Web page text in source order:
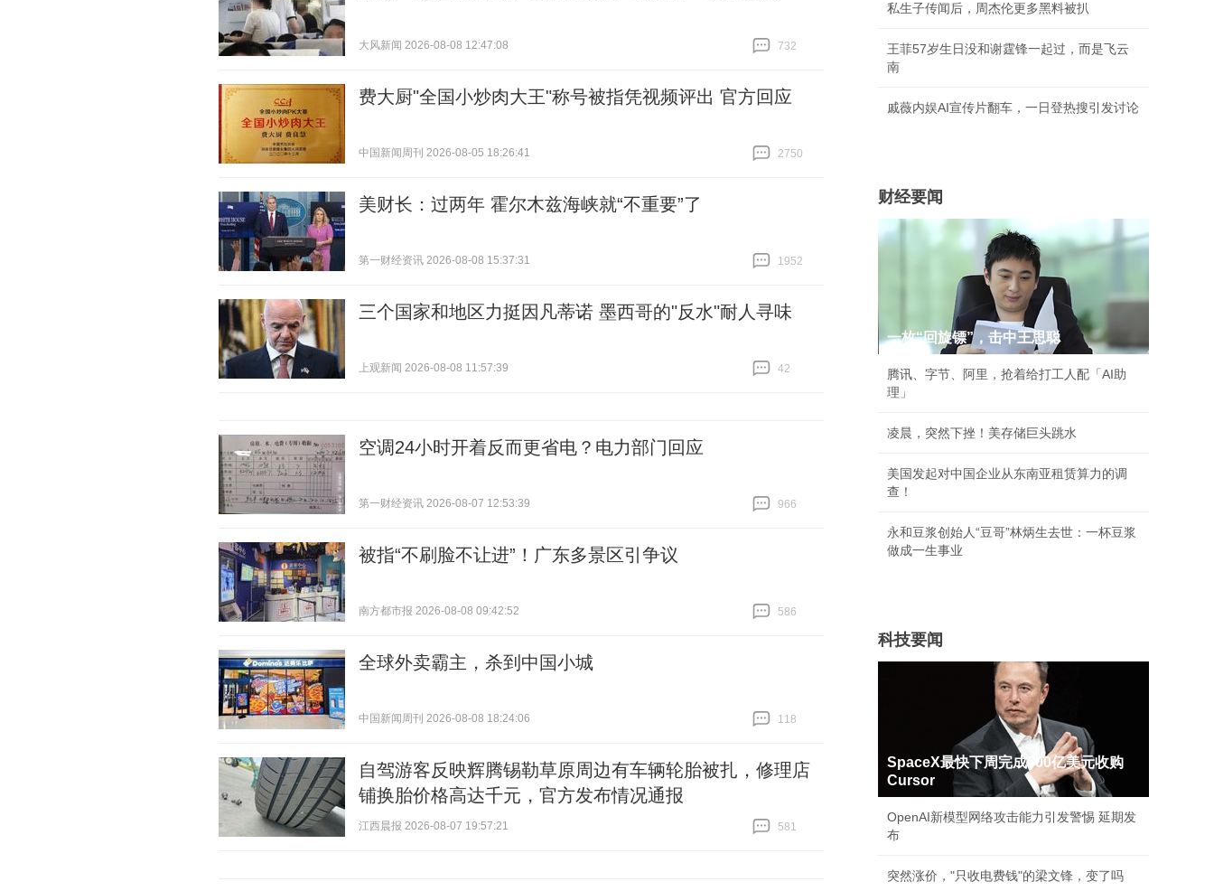
大风新闻 2026-08-08 12:47:08
732
费大厨"全国小炒肉大王"称号被指凭视频评出 官方回应
中国新闻周刊 2026-08-05 18:26:41
2750
美财长：过两年 霍尔木兹海峡就“不重要”了
第一财经资讯 2026-08-08 15:37:31
1952
三个国家和地区力挺因凡蒂诺 墨西哥的"反水"耐人寻味
上观新闻 2026-08-08 11:57:39
42
空调24小时开着反而更省电？电力部门回应
第一财经资讯 2026-08-07 12:53:39
966
被指“不刷脸不让进”！广东多景区引争议
南方都市报 2026-08-08 09:42:52
586
全球外卖霸主，杀到中国小城
中国新闻周刊 2026-08-08 18:24:06
118
自驾游客反映辉腾锡勒草原周边有车辆轮胎被扎，修理店
铺换胎价格高达千元，官方发布情况通报
江西晨报 2026-08-07 19:57:21
581
私生子传闻后，周杰伦更多黑料被扒
王菲57岁生日没和谢霆锋一起过，而是飞云
南
戚薇内娱AI宣传片翻车，一日登热搜引发讨论
财经要闻
一枚“回旋镖”，击中王思聪
腾讯、字节、阿里，抢着给打工人配「AI助
理」
凌晨，突然下挫！美存储巨头跳水
美国发起对中国企业从东南亚租赁算力的调
查！
永和豆浆创始人“豆哥”林炳生去世：一杯豆浆
做成一生事业
科技要闻
SpaceX最快下周完成600亿美元收购
Cursor
OpenAI新模型网络攻击能力引发警惕 延期发
布
突然涨价，"只收电费钱"的梁文锋，变了吗